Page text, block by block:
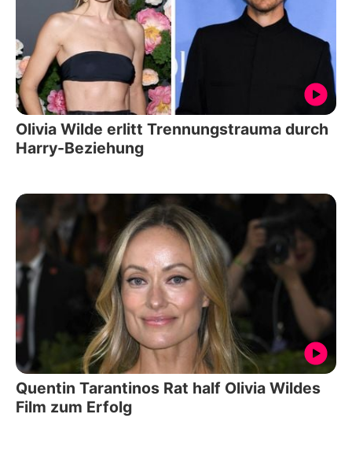
Olivia Wilde erlitt Trennungstrauma durch
Harry-Beziehung
Quentin Tarantinos Rat half Olivia Wildes
Film zum Erfolg